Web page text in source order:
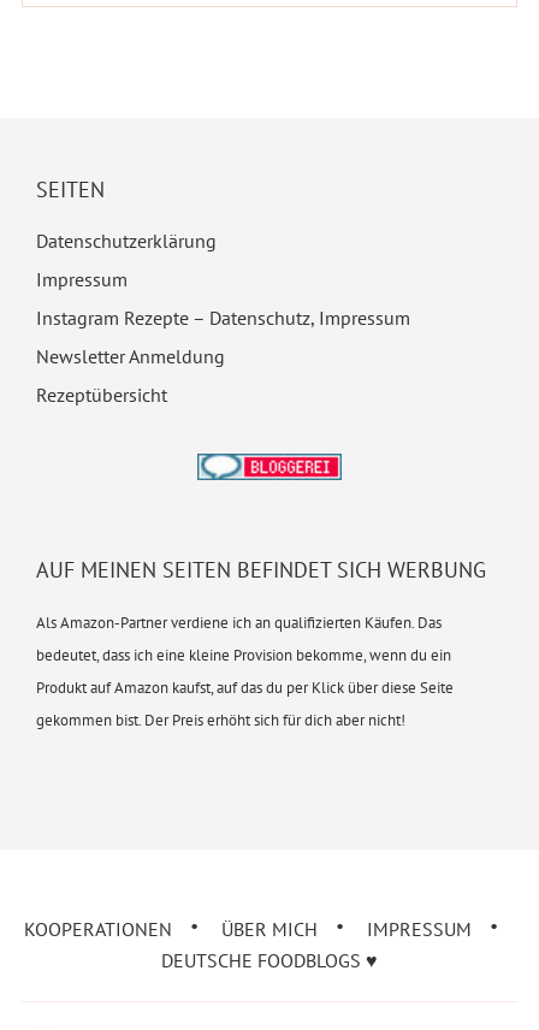
SEITEN
Datenschutzerklärung
Impressum
Instagram Rezepte – Datenschutz, Impressum
Newsletter Anmeldung
Rezeptübersicht
AUF MEINEN SEITEN BEFINDET SICH WERBUNG
Als Amazon-Partner verdiene ich an qualifizierten Käufen. Das
bedeutet, dass ich eine kleine Provision bekomme, wenn du ein
Produkt auf Amazon kaufst, auf das du per Klick über diese Seite
gekommen bist. Der Preis erhöht sich für dich aber nicht!
KOOPERATIONEN ÜBER MICH
IMPRESSUM
DEUTSCHE FOODBLOGS ♥︎